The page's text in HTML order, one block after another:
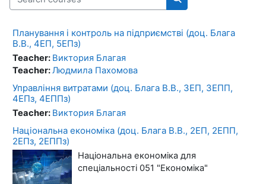
Search courses
Планування і контроль на підприємстві (доц. Блага
В.В., 4ЕП, 5ЕПз)
Teacher: Виктория Благая
Teacher:Людмила Пахомова
Управління витратами (доц. Блага В.В., 3ЕП, 3ЕПП,
4ЕПз, 4ЕППз)
Teacher: Виктория Благая
Національна економіка (доц. Блага В.В., 2ЕП, 2ЕПП,
2ЕПз, 2ЕППз)
Національна економіка для
спеціальності 051 "Економіка"